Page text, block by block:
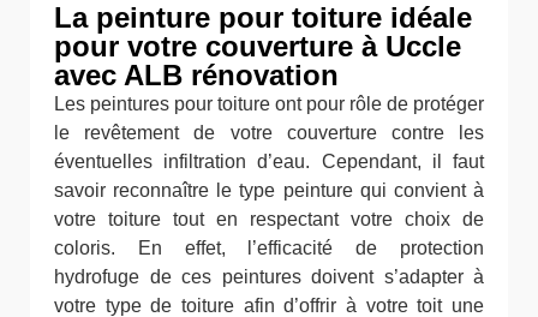
La peinture pour toiture idéale
pour votre couverture à Uccle
avec ALB rénovation
Les peintures pour toiture ont pour rôle de protéger
le revêtement de votre couverture contre les
éventuelles infiltration d’eau. Cependant, il faut
savoir reconnaître le type peinture qui convient à
votre toiture tout en respectant votre choix de
coloris. En effet, l’efficacité de protection
hydrofuge de ces peintures doivent s’adapter à
votre type de toiture afin d’offrir à votre toit une